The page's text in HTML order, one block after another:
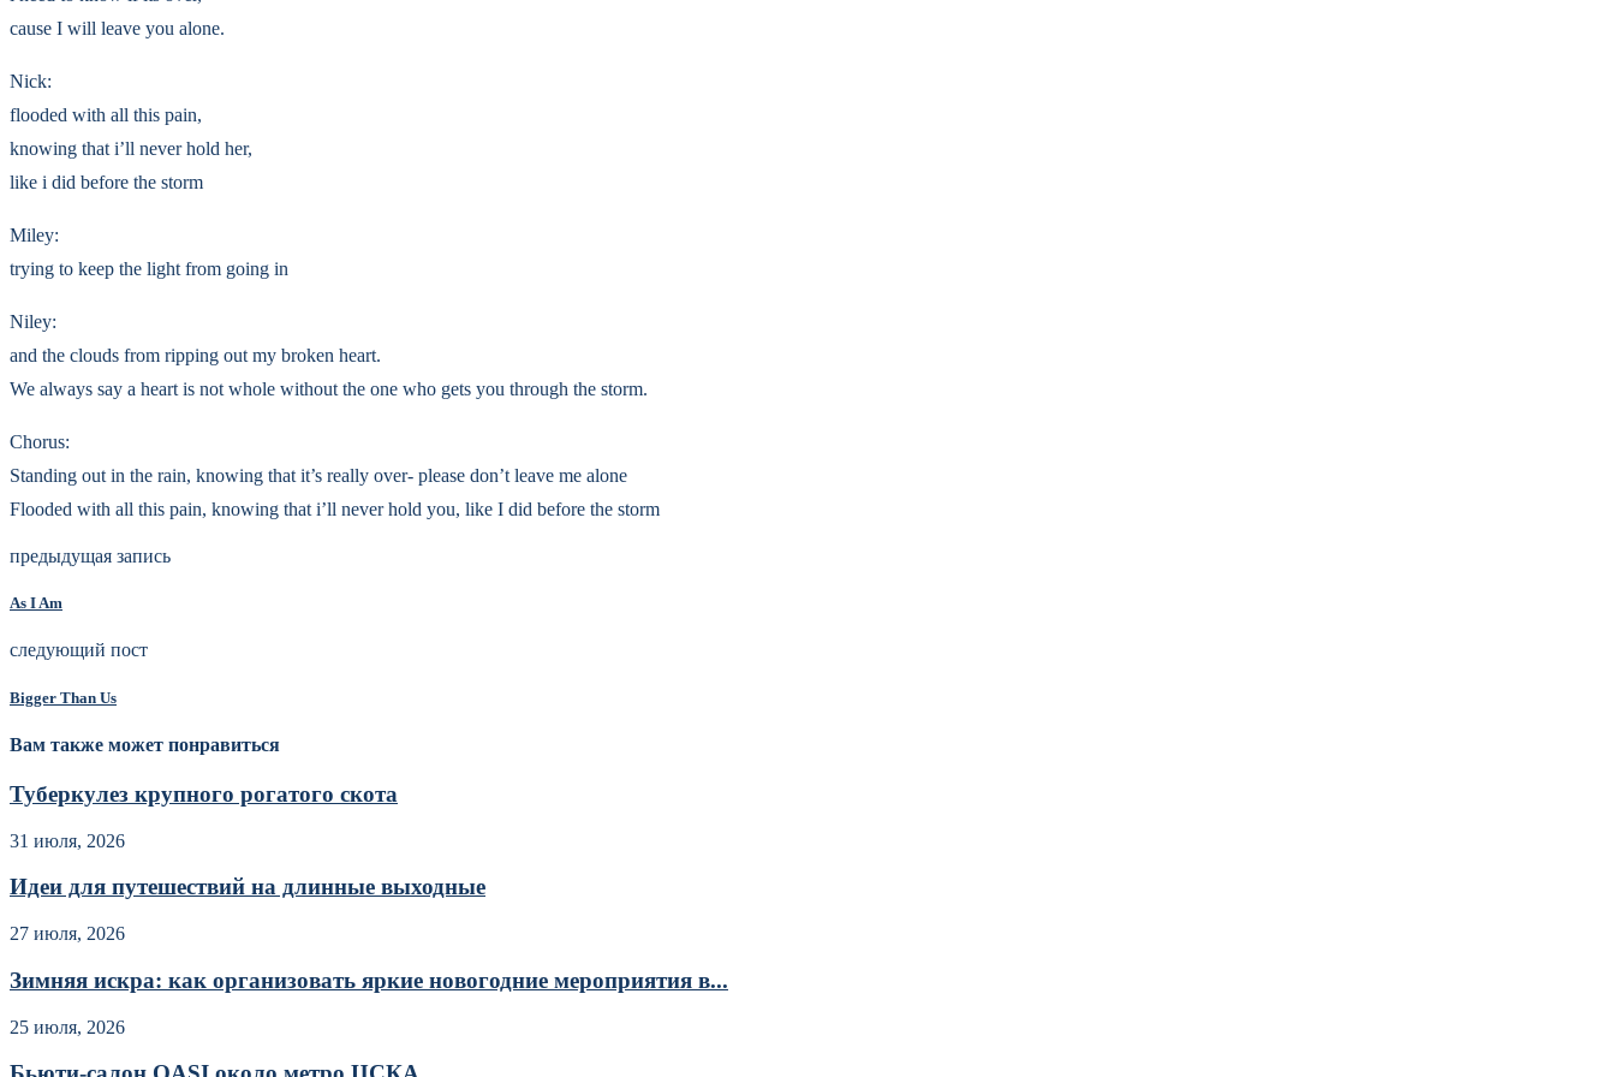
cause I will leave you alone.
Nick:
flooded with all this pain,
knowing that i’ll never hold her,
like i did before the storm
Miley:
trying to keep the light from going in
Niley:
and the clouds from ripping out my broken heart.
We always say a heart is not whole without the one who gets you through the storm.
Chorus:
Standing out in the rain, knowing that it’s really over- please don’t leave me alone
Flooded with all this pain, knowing that i’ll never hold you, like I did before the storm
предыдущая запись
As I Am
следующий пост
Bigger Than Us
Вам также может понравиться
Туберкулез крупного рогатого скота
31 июля, 2026
Идеи для путешествий на длинные выходные
27 июля, 2026
Зимняя искра: как организовать яркие новогодние мероприятия в...
25 июля, 2026